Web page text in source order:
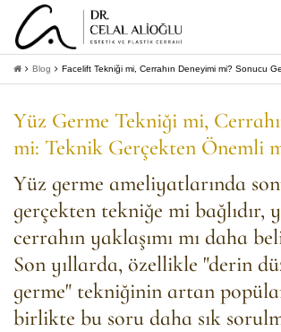
Hakkımda
Estetik Cerrahi
Ameliyatsız Estetik
Hasta Rehberi
İletişim
Bilgi Al
Blog Facelift Tekniği mi, Cerrahın Deneyimi mi? Sonucu
Yüz Germe Tekniği mi,
mi: Teknik Gerçekten Önemli
Yüz germe ameliyatlarında
gerçekten tekniğe mi bağlıdır,
cerrahın yaklaşımı mı daha
Son yıllarda, özellikle "derin
germe" tekniğinin artan
birlikte bu soru daha sık